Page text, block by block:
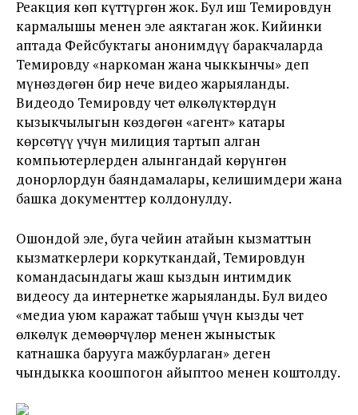
Реакция көп күттүргөн жок. Бул иш Темировдун
кармалышы менен эле аяктаган жок. Кийинки
аптада Фейсбуктагы анонимдүү баракчаларда
Темировду «наркоман жана чыккынчы» деп
мүнөздөгөн бир нече видео жарыяланды.
Видеодо Темировду чет өлкөлүктөрдүн
кызыкчылыгын көздөгөн «агент» катары
көрсөтүү үчүн милиция тартып алган
компьютерлерден алынгандай көрүнгөн
донорлордун баяндамалары, келишимдери жана
башка документтер колдонулду.
Ошондой эле, буга чейин атайын кызматтын
кызматкерлери коркуткандай, Темировдун
командасындагы жаш кыздын интимдик
видеосу да интернетке жарыяланды. Бул видео
«медиа уюм каражат табыш үчүн кызды чет
өлкөлүк демөөрчүлөр менен жыныстык
катнашка барууга мажбурлаган» деген
чындыкка коошпогон айыптоо менен коштолду.